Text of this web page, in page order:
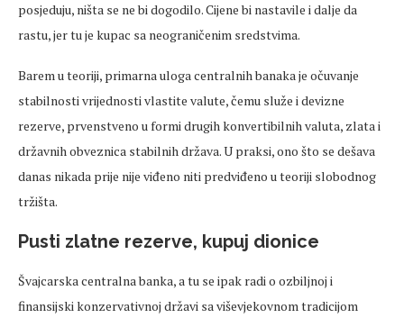
posjeduju, ništa se ne bi dogodilo. Cijene bi nastavile i dalje da
rastu, jer tu je kupac sa neograničenim sredstvima.
Barem u teoriji, primarna uloga centralnih banaka je očuvanje
stabilnosti vrijednosti vlastite valute, čemu služe i devizne
rezerve, prvenstveno u formi drugih konvertibilnih valuta, zlata i
državnih obveznica stabilnih država. U praksi, ono što se dešava
danas nikada prije nije viđeno niti predviđeno u teoriji slobodnog
tržišta.
Pusti zlatne rezerve, kupuj dionice
Švajcarska centralna banka, a tu se ipak radi o ozbiljnoj i
finansijski konzervativnoj državi sa viševjekovnom tradicijom